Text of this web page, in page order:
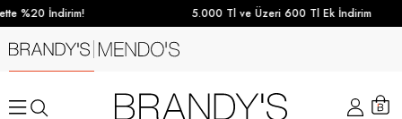
%20 İndirim! 5.000 Tl ve Üzeri 600 Tl Ek İndirim